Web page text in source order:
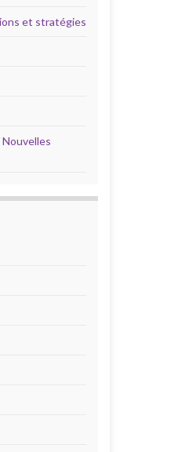
et stratégies
Nouvelles